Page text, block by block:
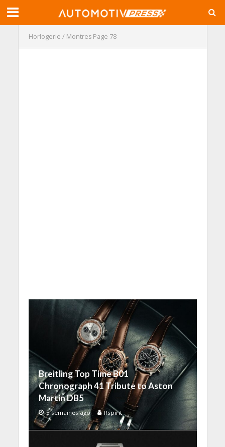
Horlogerie / Montres Page 78
Breitling Top Time B01
Chronograph 41 Tribute to Aston
Martin DB5
3 semaines ago Rspirit